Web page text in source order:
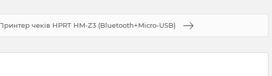
чеків HPRT HM-Z3 (Bluetooth+Micro-USB)